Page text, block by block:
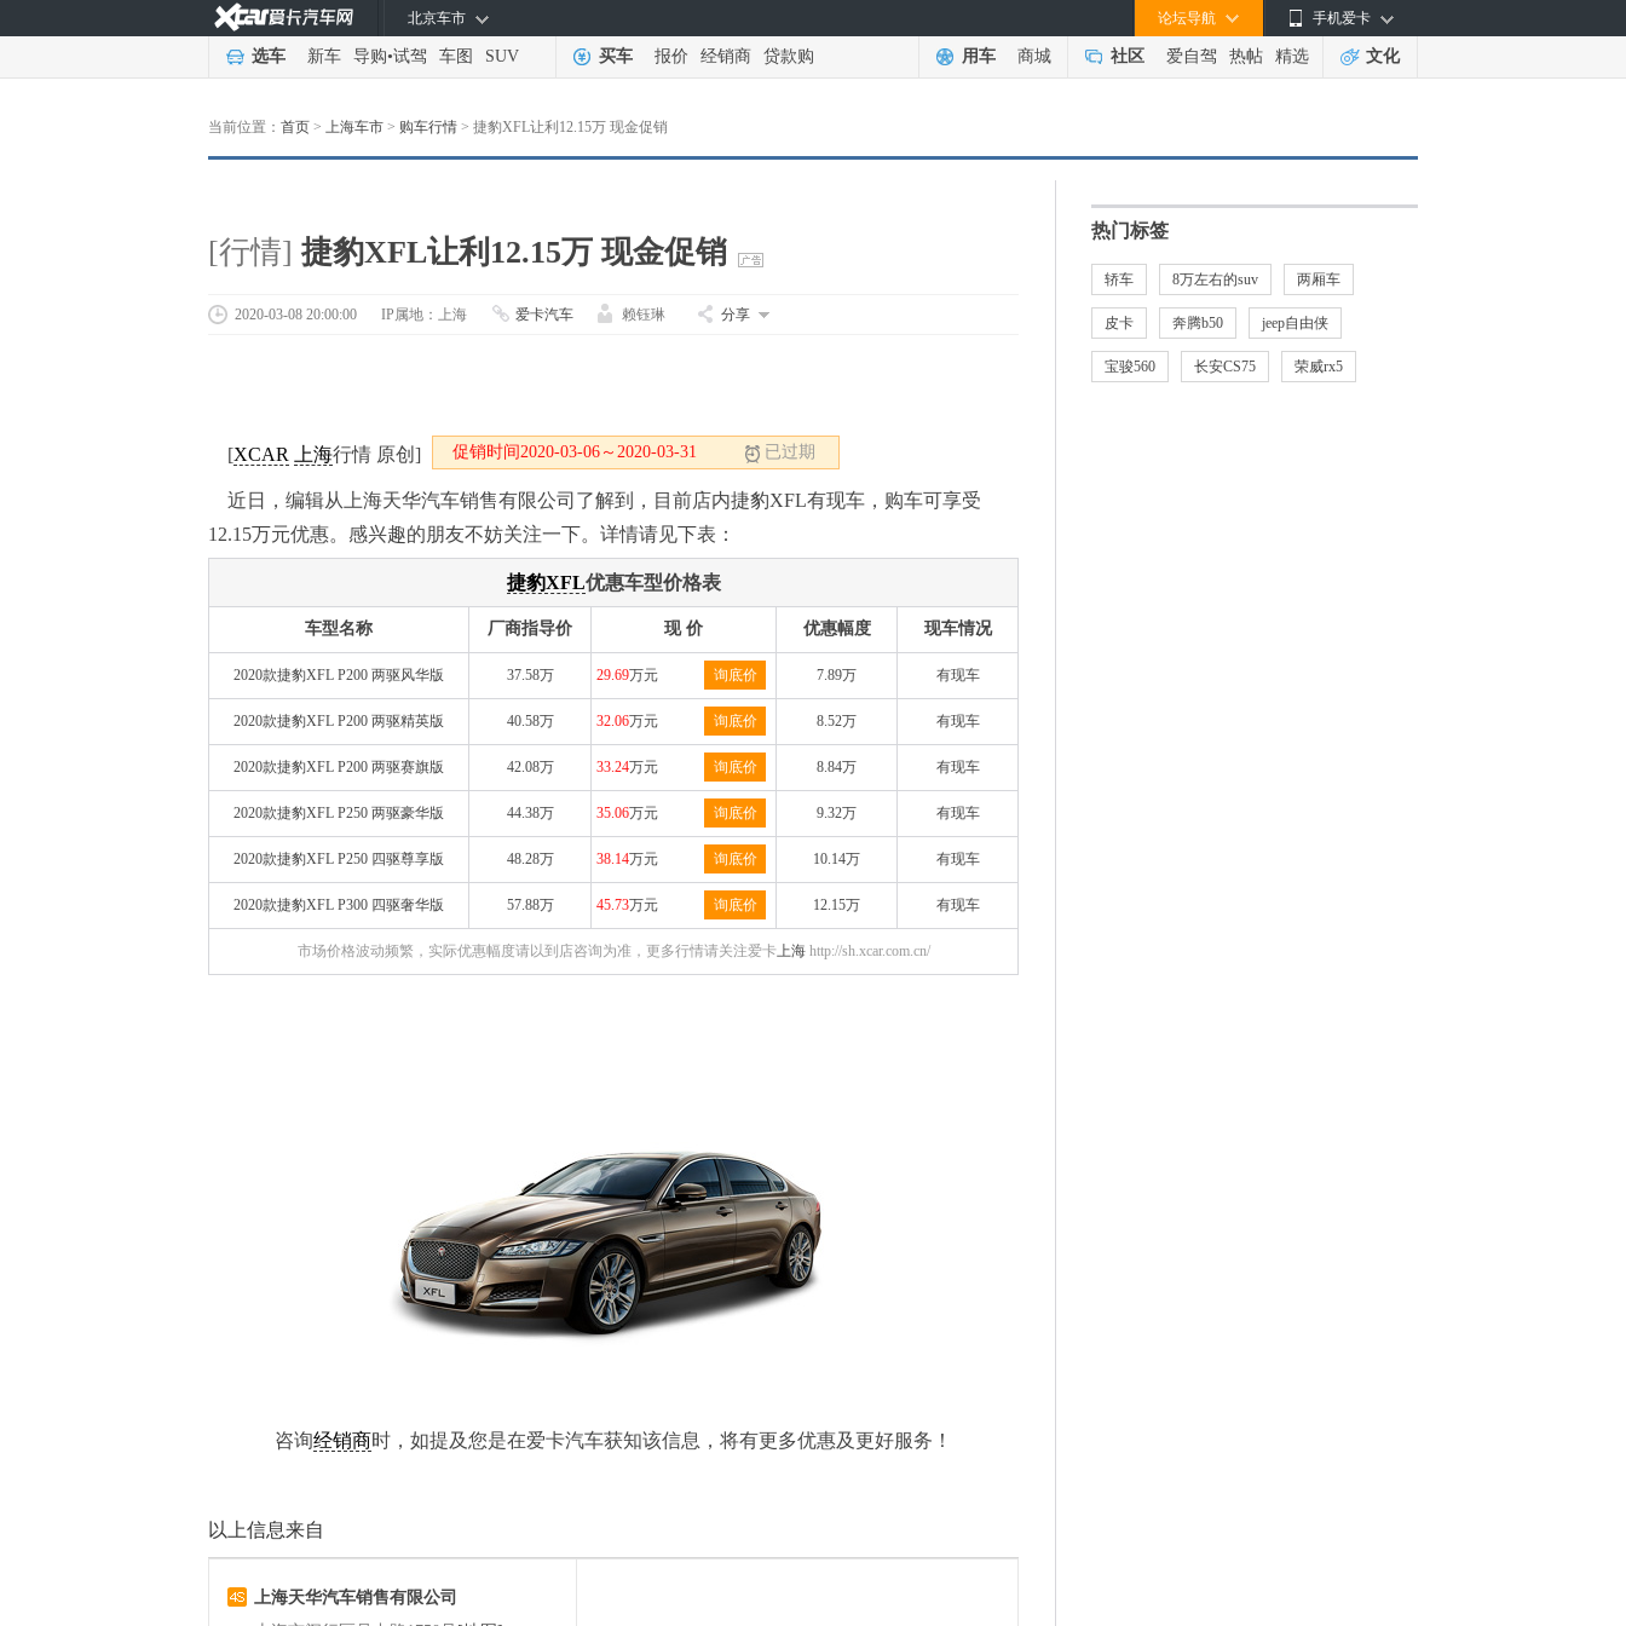
手机爱卡
论坛导航
北京车市
选车 新车 导购•试驾 车图 SUV 买车 报价 经销商 贷款购 用车 商城 社区 爱自驾 热帖 精选 文化
当前位置： 首页 > 上海车市 > 购车行情 > 捷豹XFL让利12.15万 现金促销
[行情] 捷豹XFL让利12.15万 现金促销
2020-03-08 20:00:00 IP属地：上海 爱卡汽车 赖钰琳 分享
[XCAR 上海行情 原创] 已过期
促销时间2020-03-06～2020-03-31
近日，编辑从 上海天华汽车销售有限公司了解到，目前店内捷豹XFL有现车，购车可享受
12.15万元优惠。 感兴趣的朋友不妨关注一下。详情请见下表：
捷豹XFL优惠车型价格表
车型名称 厂商指导价 现 价 优惠幅度 现车情况
2020款捷豹XFL P200 两驱风华版 37.58万 29.69万元 询底价 7.89万 有现车
2020款捷豹XFL P200 两驱精英版 40.58万 32.06万元 询底价 8.52万 有现车
2020款捷豹XFL P200 两驱赛旗版 42.08万 33.24万元 询底价 8.84万 有现车
2020款捷豹XFL P250 两驱豪华版 44.38万 35.06万元 询底价 9.32万 有现车
2020款捷豹XFL P250 四驱尊享版 48.28万 38.14万元 询底价 10.14万 有现车
2020款捷豹XFL P300 四驱奢华版 57.88万 45.73万元 询底价 12.15万 有现车
市场价格波动频繁，实际优惠幅度请以到店咨询为准，更多行情请关注爱卡上海http://sh.xcar.com.cn/
咨询经销商时，如提及您是在爱卡汽车获知该信息，将有更多优惠及更好服务！
以上信息来自
上海天华汽车销售有限公司
热门标签
轿车 8万左右的suv 两厢车
皮卡 奔腾b50 jeep自由侠
宝骏560 长安CS75 荣威rx5